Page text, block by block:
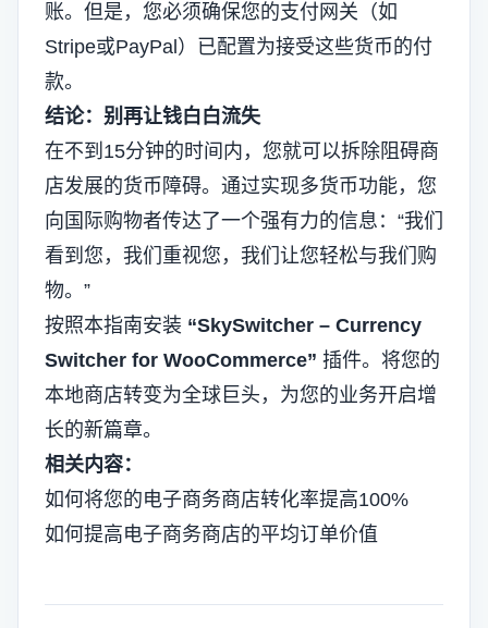
账。但是，您必须确保您的支付网关（如
Stripe或PayPal）已配置为接受这些货币的付
款。
结论：别再让钱白白流失
在不到15分钟的时间内，您就可以拆除阻碍商
店发展的货币障碍。通过实现多货币功能，您
向国际购物者传达了一个强有力的信息：“我们
看到您，我们重视您，我们让您轻松与我们购
物。”
按照本指南安装 “SkySwitcher – Currency
Switcher for WooCommerce” 插件。将您的
本地商店转变为全球巨头，为您的业务开启增
长的新篇章。
相关内容：
如何将您的电子商务商店转化率提高100%
如何提高电子商务商店的平均订单价值